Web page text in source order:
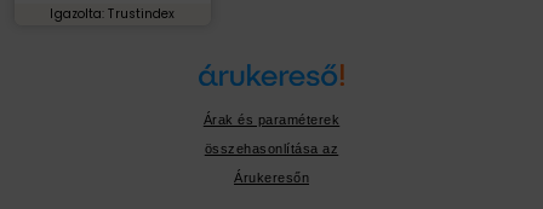
Igazolta: Trustindex
Árak és paraméterek
összehasonlítása az
Árukeresőn